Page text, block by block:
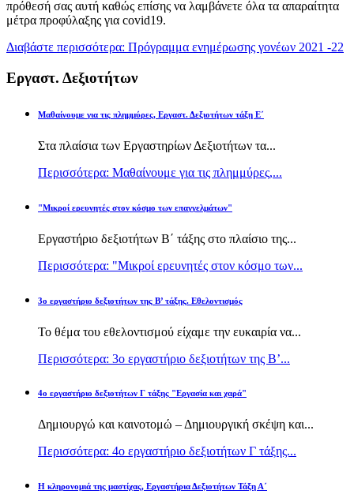
πρόθεσή σας αυτή καθώς επίσης να λαμβάνετε όλα τα απαραίτητα
μέτρα προφύλαξης για covid19.
Διαβάστε περισσότερα: Πρόγραμμα ενημέρωσης γονέων 2021 -22
Εργαστ. Δεξιοτήτων
Μαθαίνουμε για τις πλημμύρες, Εργαστ. Δεξιοτήτων τάξη Ε΄
Στα πλαίσια των Εργαστηρίων Δεξιοτήτων τα...
Περισσότερα: Μαθαίνουμε για τις πλημμύρες,...
"Μικροί ερευνητές στον κόσμο των επαγγελμάτων"
Εργαστήριο δεξιοτήτων Β΄ τάξης στο πλαίσιο της...
Περισσότερα: "Μικροί ερευνητές στον κόσμο των...
3ο εργαστήριο δεξιοτήτων της Β’ τάξης. Εθελοντισμός
Το θέμα του εθελοντισμού είχαμε την ευκαιρία να...
Περισσότερα: 3ο εργαστήριο δεξιοτήτων της Β’...
4ο εργαστήριο δεξιοτήτων Γ τάξης "Εργασία και χαρά"
Δημιουργώ και καινοτομώ – Δημιουργική σκέψη και...
Περισσότερα: 4ο εργαστήριο δεξιοτήτων Γ τάξης...
H κληρονομιά της μαστίχας, Εργαστήρια Δεξιοτήτων Τάξη Α΄